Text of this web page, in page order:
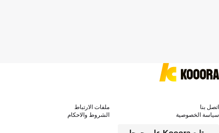
اتصل بنا
ملفات الارتباط
سياسة الخصوصية
الشروط والاحكام